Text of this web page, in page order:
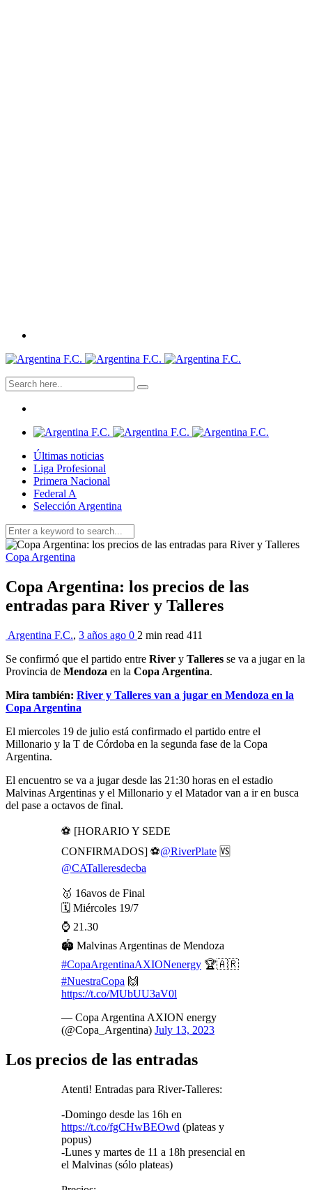
Últimas noticias
Liga Profesional
Primera Nacional
Federal A
Selección Argentina
Copa Argentina
Copa Argentina: los precios de las
entradas para River y Talleres
Argentina F.C., 3 años ago 0 2 min read 411
Se confirmó que el partido entre River y Talleres se va a jugar en la
Provincia de Mendoza en la Copa Argentina.
Mira también: River y Talleres van a jugar en Mendoza en la
Copa Argentina
El miercoles 19 de julio está confirmado el partido entre el
Millonario y la T de Córdoba en la segunda fase de la Copa
Argentina.
El encuentro se va a jugar desde las 21:30 horas en el estadio
Malvinas Argentinas y el Millonario y el Matador van a ir en busca
del pase a octavos de final.
⚽ [HORARIO Y SEDE
CONFIRMADOS] ⚽@RiverPlate 🆚
@CATalleresdecba
🥇 16avos de Final
🗓️ Miércoles 19/7
⌚ 21.30
🏟️ Malvinas Argentinas de Mendoza
#CopaArgentinaAXIONenergy 🏆🇦🇷
#NuestraCopa 🙌
https://t.co/MUbUU3aV0l
— Copa Argentina AXION energy
(@Copa_Argentina) July 13, 2023
Los precios de las entradas
Atenti! Entradas para River-Talleres:
-Domingo desde las 16h en
https://t.co/fgCHwBEOwd (plateas y
popus)
-Lunes y martes de 11 a 18h presencial en
el Malvinas (sólo plateas)